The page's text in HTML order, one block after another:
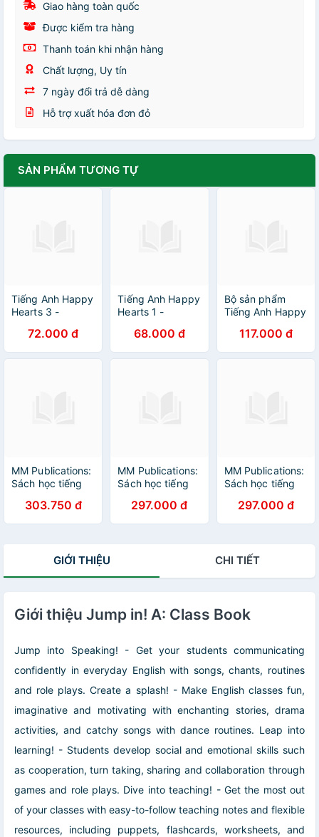
Giao hàng toàn quốc
Được kiểm tra hàng
Thanh toán khi nhận hàng
Chất lượng, Uy tín
7 ngày đổi trả dễ dàng
Hỗ trợ xuất hóa đơn đỏ
SẢN PHẨM TƯƠNG TỰ
Tiếng Anh Happy
Hearts 3 -
72.000 đ
Tiếng Anh Happy
Hearts 1 -
68.000 đ
Bộ sản phẩm
Tiếng Anh Happy
Student's Book &
Workbook ((sách
bài học và bài
117.000 đ
MM Publications:
Sách học tiếng
phát âmFunny
Phonics 3
303.750 đ
MM Publications:
Sách học tiếng
phát âmFunny
Phonics 3
297.000 đ
MM Publications:
Sách học tiếng
phát âm - Funny
Phonics 4
297.000 đ
GIỚI THIỆU CHI TIẾT
Giới thiệu Jump in! A: Class Book
Jump into Speaking! - Get your students communicating
confidently in everyday English with songs, chants, routines
and role plays. Create a splash! - Make English classes fun,
imaginative and motivating with enchanting stories, drama
activities, and catchy songs with dance routines. Leap into
learning! - Students develop social and emotional skills such
as cooperation, turn taking, sharing and collaboration through
games and role plays. Dive into teaching! - Get the most out
of your classes with easy-to-follow teaching notes and flexible
resources, including puppets, flashcards, worksheets, and